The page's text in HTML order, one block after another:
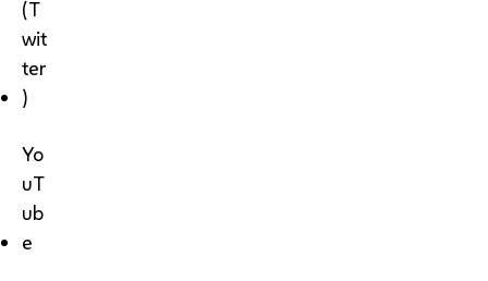
(T
wit
ter
)
Yo
uT
ub
e